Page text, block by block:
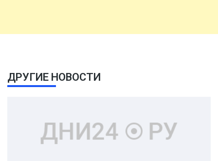
ДРУГИЕ НОВОСТИ